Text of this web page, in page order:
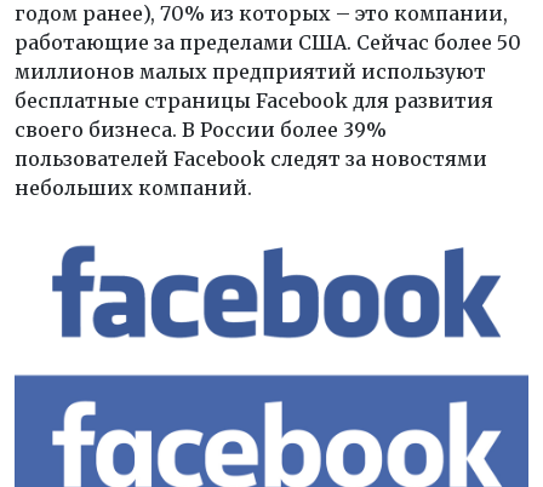
годом ранее), 70% из которых – это компании,
работающие за пределами США. Сейчас более 50
миллионов малых предприятий используют
бесплатные страницы Facebook для развития
своего бизнеса. В России более 39%
пользователей Facebook следят за новостями
небольших компаний.